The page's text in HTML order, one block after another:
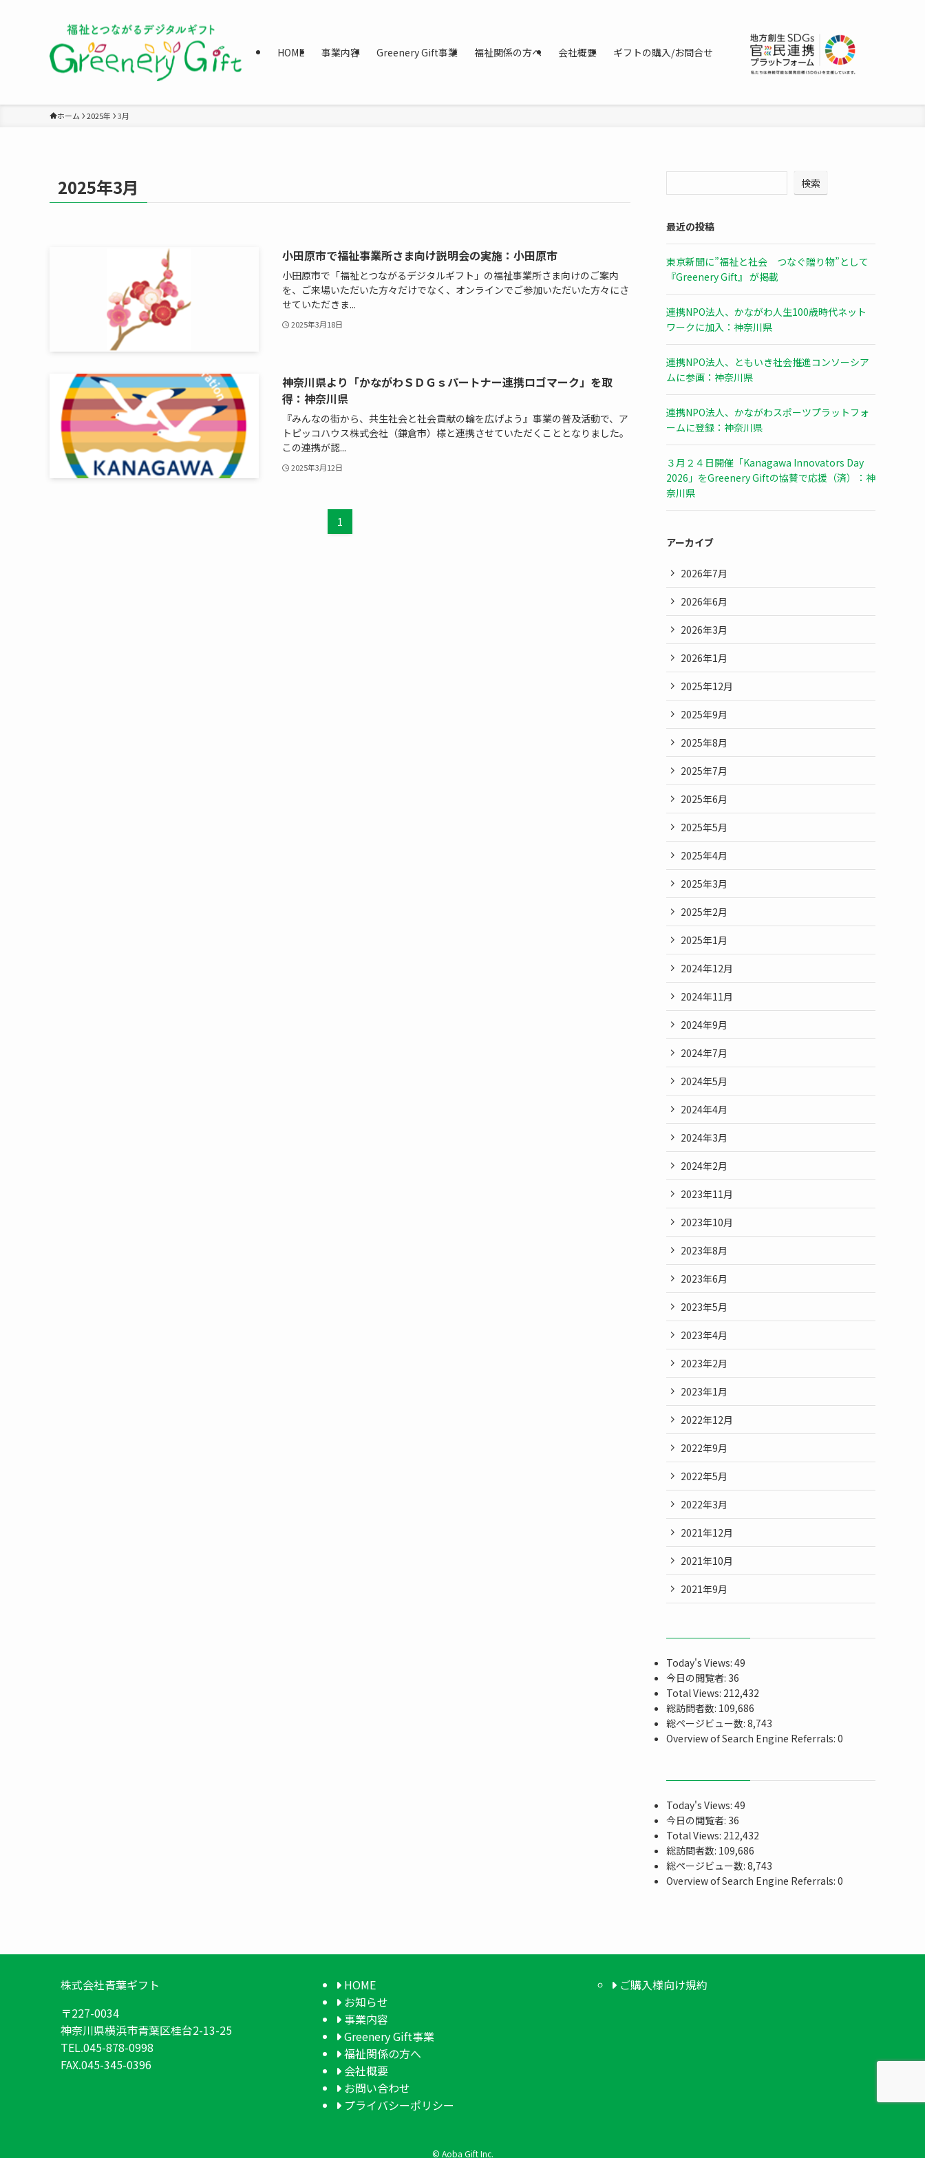
HOME 事業内容 Greenery Gift事業 福祉関係の方へ 会社概要 ギフトの購入/お問合せ
ホーム 2025年 3月
2025年3月
小田原市で福祉事業所さま向け説明会の実施：小田原市
小田原市で「福祉とつながるデジタルギフト」の福祉事業所さま向けのご案内
を、ご来場いただいた方々だけでなく、オンラインでご参加いただいた方々にさ
せていただきま...
2025年3月18日
神奈川県より「かながわＳＤＧｓパートナー連携ロゴマーク」を取
得：神奈川県
『みんなの街から、共生社会と社会貢献の輪を広げよう』事業の普及活動で、ア
トピッコハウス株式会社（鎌倉市）様と連携させていただくこととなりました。
この連携が認...
2025年3月12日
1
検索
最近の投稿
東京新聞に”福祉と社会 つなぐ贈り物”として
『Greenery Gift』 が掲載
連携NPO法人、かながわ人生100歳時代ネット
ワークに加入：神奈川県
連携NPO法人、ともいき社会推進コンソーシア
ムに参画：神奈川県
連携NPO法人、かながわスポーツプラットフォ
ームに登録：神奈川県
３月２４日開催「Kanagawa Innovators Day
2026」をGreenery Giftの協賛で応援（済）：神
奈川県
アーカイブ
2026年7月
2026年6月
2026年3月
2026年1月
2025年12月
2025年9月
2025年8月
2025年7月
2025年6月
2025年5月
2025年4月
2025年3月
2025年2月
2025年1月
2024年12月
2024年11月
2024年9月
2024年7月
2024年5月
2024年4月
2024年3月
2024年2月
2023年11月
2023年10月
2023年8月
2023年6月
2023年5月
2023年4月
2023年2月
2023年1月
2022年12月
2022年9月
2022年5月
2022年3月
2021年12月
2021年10月
2021年9月
Today's Views: 49
今日の閲覧者: 36
Total Views: 212,432
総訪問者数: 109,686
総ページビュー数: 8,743
Overview of Search Engine Referrals: 0
Today's Views: 49
今日の閲覧者: 36
Total Views: 212,432
総訪問者数: 109,686
総ページビュー数: 8,743
Overview of Search Engine Referrals: 0
株式会社青葉ギフト
〒227-0034
神奈川県横浜市青葉区桂台2-13-25
TEL.045-878-0998
FAX.045-345-0396
HOME
お知らせ
事業内容
Greenery Gift事業
福祉関係の方へ
会社概要
お問い合わせ
プライバシーポリシー
ご購入様向け規約
© Aoba Gift Inc.